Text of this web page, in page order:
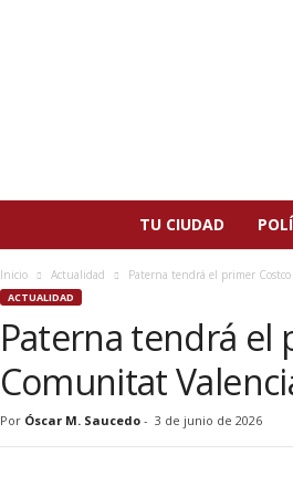
TU CIUDAD
Inicio Actualidad Paterna tendrá el primer
ACTUALIDAD
Paterna tendrá el
Comunitat
Por Óscar M. Saucedo- 3 de junio de 2026